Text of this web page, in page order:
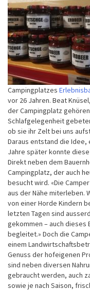
Campingplatzes
vor 26 Jahren. Beat
der Campingplatz
Schlafgelegenheit
ob sie ihr Zelt bei uns
Daraus entstand die Idee,
Jahre später konnte
Direkt neben dem
Campingplatz, der auch
besucht wird. «Die
aus der Nähe miterleben.
von einer Horde Kindern
letzten Tagen sind
gekommen – auch dieses
begleitet.» Doch die
einem
Genuss der hofeigenen
sind neben diversen
gebraucht werden, auch
sowie je nach Saison,